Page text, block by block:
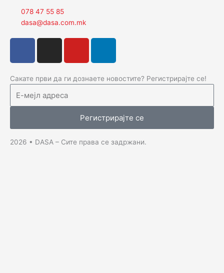
078 47 55 85
dasa@dasa.com.mk
e
b
o
k
-
t
a
g
a
m
t
b
e
k
d
i
n
-
Сакате први да ги дознаете новостите? Регистрирајте се!
Регистрирајте се
2026 • DASA – Сите права се задржани.